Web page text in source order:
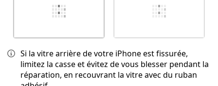
Si la vitre arrière de votre iPhone est fissurée,
limitez la casse et évitez de vous blesser pendant la
réparation, en recouvrant la vitre avec du ruban